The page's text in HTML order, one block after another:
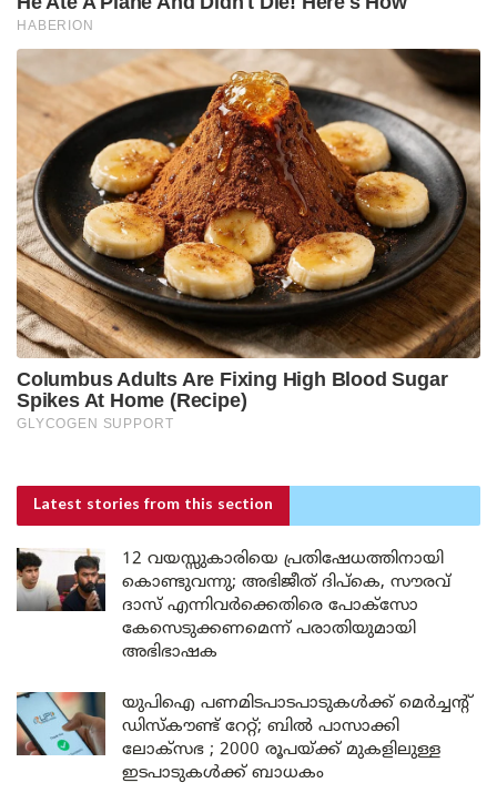
Latest stories from this section
12 വയസ്സുകാരിയെ പ്രതിഷേധത്തിനായി
കൊണ്ടുവന്നു; അഭിജീത് ദിപ്കെ, സൗരവ്
ദാസ് എന്നിവർക്കെതിരെ പോക്സോ
കേസെടുക്കണമെന്ന് പരാതിയുമായി
അഭിഭാഷക
യുപിഐ പണമിടപാടപാടുകൾക്ക് മെർച്ചന്റ്
ഡിസ്കൗണ്ട് റേറ്റ്; ബിൽ പാസാക്കി
ലോക്സഭ ; 2000 രൂപയ്ക്ക് മുകളിലുള്ള
ഇടപാടുകൾക്ക് ബാധകം